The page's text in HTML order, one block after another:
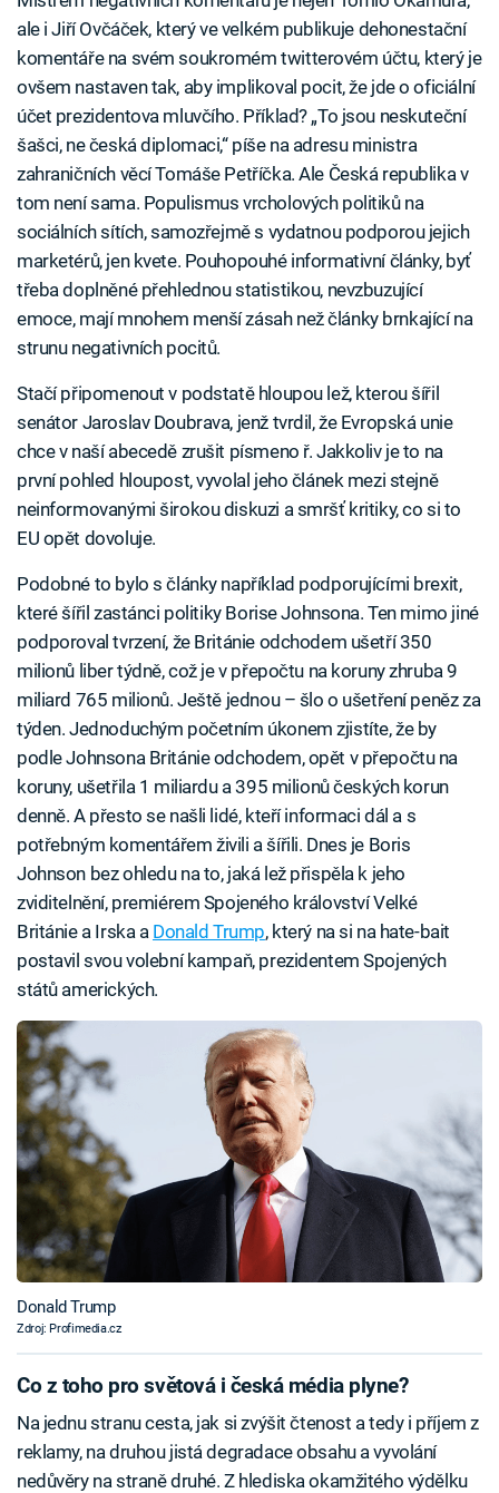
ale i Jiří Ovčáček, který ve velkém publikuje dehonestační
komentáře na svém soukromém twitterovém účtu, který je
ovšem nastaven tak, aby implikoval pocit, že jde o oficiální
účet prezidentova mluvčího. Příklad? „To jsou neskuteční
šašci, ne česká diplomaci,“ píše na adresu ministra
zahraničních věcí Tomáše Petříčka. Ale Česká republika v
tom není sama. Populismus vrcholových politiků na
sociálních sítích, samozřejmě s vydatnou podporou jejich
marketérů, jen kvete. Pouhopouhé informativní články, byť
třeba doplněné přehlednou statistikou, nevzbuzující
emoce, mají mnohem menší zásah než články brnkající na
strunu negativních pocitů.
Stačí připomenout v podstatě hloupou lež, kterou šířil
senátor Jaroslav Doubrava, jenž tvrdil, že Evropská unie
chce v naší abecedě zrušit písmeno ř. Jakkoliv je to na
první pohled hloupost, vyvolal jeho článek mezi stejně
neinformovanými širokou diskuzi a smršť kritiky, co si to
EU opět dovoluje.
Podobné to bylo s články například podporujícími brexit,
které šířil zastánci politiky Borise Johnsona. Ten mimo jiné
podporoval tvrzení, že Británie odchodem ušetří 350
milionů liber týdně, což je v přepočtu na koruny zhruba 9
miliard 765 milionů. Ještě jednou – šlo o ušetření peněz za
týden. Jednoduchým početním úkonem zjistíte, že by
podle Johnsona Británie odchodem, opět v přepočtu na
koruny, ušetřila 1 miliardu a 395 milionů českých korun
denně. A přesto se našli lidé, kteří informaci dál a s
potřebným komentářem živili a šířili. Dnes je Boris
Johnson bez ohledu na to, jaká lež přispěla k jeho
zviditelnění, premiérem Spojeného království Velké
Británie a Irska a Donald Trump, který na si na hate-bait
postavil svou volební kampaň, prezidentem Spojených
států amerických.
Donald Trump
Zdroj: Profimedia.cz
Co z toho pro světová i česká média plyne?
Na jednu stranu cesta, jak si zvýšit čtenost a tedy i příjem z
reklamy, na druhou jistá degradace obsahu a vyvolání
nedůvěry na straně druhé. Z hlediska okamžitého výdělku